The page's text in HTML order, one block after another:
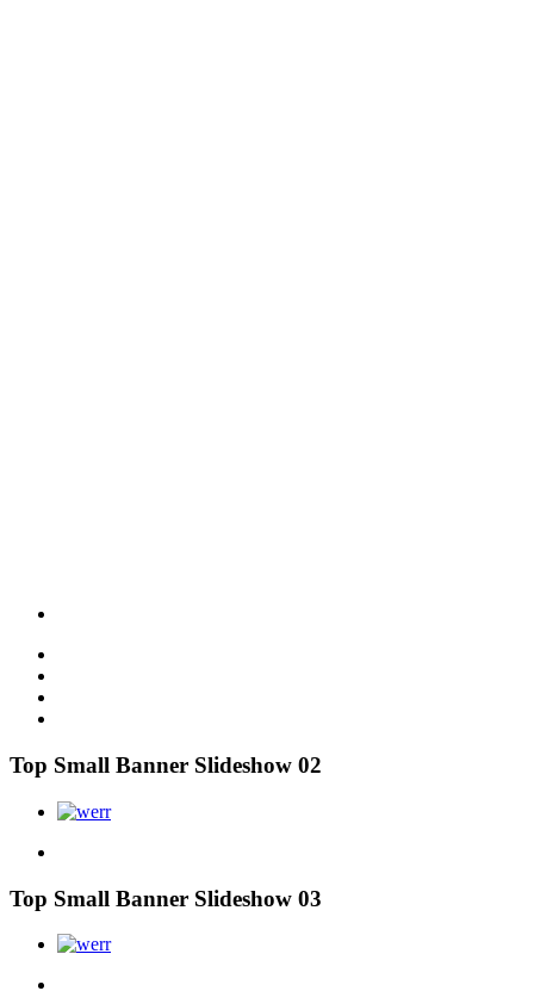
Top Small Banner Slideshow 02
Top Small Banner Slideshow 03